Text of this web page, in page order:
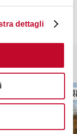
dettagli
博物館